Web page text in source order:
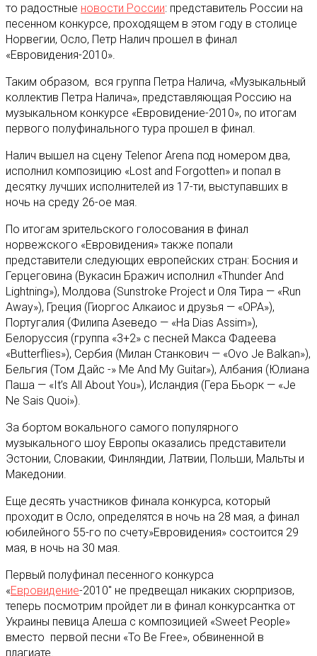
то радостные новости России: представитель России на
песенном конкурсе, проходящем в этом году в столице
Норвегии, Осло, Петр Налич прошел в финал
«Евровидения-2010».
Таким образом, вся группа Петра Налича, «Музыкальный
коллектив Петра Налича», представляющая Россию на
музыкальном конкурсе «Евровидение-2010», по итогам
первого полуфинального тура прошел в финал.
Налич вышел на сцену Telenor Arena под номером два,
исполнил композицию «Lost and Forgotten» и попал в
десятку лучших исполнителей из 17-ти, выступавших в
ночь на среду 26-ое мая.
По итогам зрительского голосования в финал
норвежского «Евровидения» также попали
представители следующих европейских стран: Босния и
Герцеговина (Вукасин Бражич исполнил «Thunder And
Lightning»), Молдова (Sunstroke Project и Оля Тира — «Run
Away»), Греция (Гиоргос Алкаиос и друзья — «OPA»),
Португалия (Филипа Азеведо — «Hа Dias Assim»),
Белоруссия (группа «3+2» с песней Макса Фадеева
«Butterflies»), Сербия (Милан Станкович — «Ovo Je Balkan»),
Бельгия (Том Дайс -» Me And My Guitar»), Албания (Юлиана
Паша — «It’s All About You»), Исландия (Гера Бьорк — «Je
Ne Sais Quoi»).
За бортом вокального самого популярного
музыкального шоу Европы оказались представители
Эстонии, Словакии, Финляндии, Латвии, Польши, Мальты и
Македонии.
Еще десять участников финала конкурса, который
проходит в Осло, определятся в ночь на 28 мая, а финал
юбилейного 55-го по счету»Евровидения» состоится 29
мая, в ночь на 30 мая.
Первый полуфинал песенного конкурса
«Евровидение-2010″ не предвещал никаких сюрпризов,
теперь посмотрим пройдет ли в финал конкурсантка от
Украины певица Алеша с композицией «Sweet People»
вместо первой песни «To Be Free», обвиненной в
плагиате.